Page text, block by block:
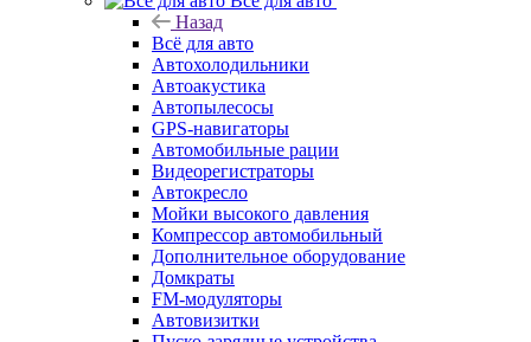
Назад
Всё для авто
Автохолодильники
Автоакустика
Автопылесосы
GPS-навигаторы
Автомобильные рации
Видеорегистраторы
Автокресло
Мойки высокого давления
Компрессор автомобильный
Дополнительное оборудование
Домкраты
FM-модуляторы
Автовизитки